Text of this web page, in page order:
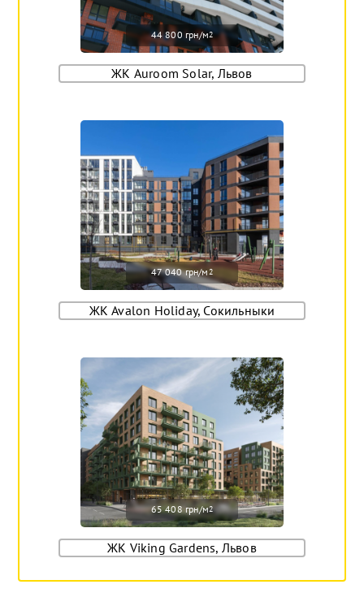
44 800 грн/м2
ЖК Auroom Solar, Львов
47 040 грн/м2
ЖК Avalon Holiday, Сокильныки
65 408 грн/м2
ЖК Viking Gardens, Львов